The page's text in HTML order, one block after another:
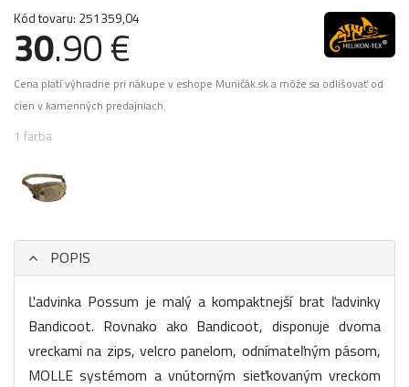
Kód tovaru: 251359,04
30.90 €
Cena platí výhradne pri nákupe v eshope Muničák.sk a môže sa odlišovať od
cien v kamenných predajniach.
1 farba
POPIS
Ľadvinka Possum je malý a kompaktnejší brat ľadvinky
Bandicoot. Rovnako ako Bandicoot, disponuje dvoma
vreckami na zips, velcro panelom, odnímateľným pásom,
MOLLE systémom a vnútorným sieťkovaným vreckom